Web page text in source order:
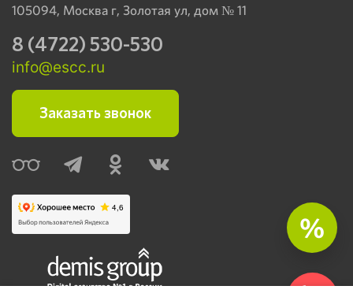
%
105094, Москва г, Золотая ул, дом № 11
8 (4722) 530-530
info@escc.ru
Заказать звонок